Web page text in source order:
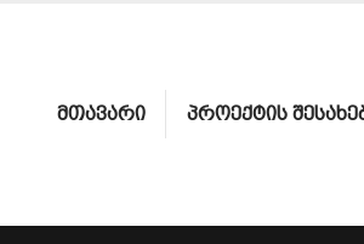
ᲛᲗᲐᲕᲐᲠᲘ ᲞᲠᲝᲔᲥᲢᲘᲡ